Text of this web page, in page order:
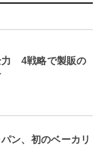
力 4戦略で製販の
ン、初のベーカリ